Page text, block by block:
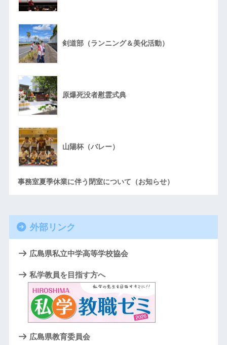
剣道部（ランニング＆美化活動）
原爆死没者慰霊式典
山陽杯（バレー）
事務室夏季休業に伴う閉室について（お知らせ）
外部リンク
広島県私立中学高等学校協会
私学教員を目指す方へ
広島県教育委員会